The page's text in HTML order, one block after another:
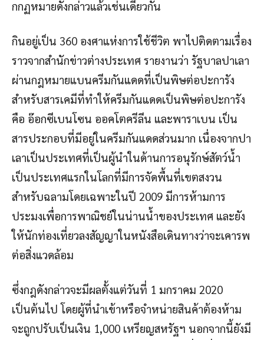
กกฏหมายดังกล่าวแล้วเช่นเดียวกัน
กินอยู่เป็น 360 องศาแห่งการใช้ชีวิต พาไปติดตามเรื่อง
ราวจากสำนักข่าวต่างประเทศ รายงานว่า รัฐบาลปาเลา
ผ่านกฎหมายแบนครีมกันแดดที่เป็นพิษต่อปะการัง
สำหรับสารเคมีที่ทำให้ครีมกันแดดเป็นพิษต่อปะการัง
คือ อ๊อกซีเบนโซน ออคโตครีลีน และพาราเบน เป็น
สารประกอบที่มีอยู่ในครีมกันแดดส่วนมาก เนื่องจากปา
เลาเป็นประเทศที่เป็นผู้นำในด้านการอนุรักษ์สัตว์น้ำ
เป็นประเทศแรกในโลกที่มีการจัดพื้นที่เขตสงวน
สำหรับฉลามโดยเฉพาะในปี 2009 มีการห้ามการ
ประมงเพื่อการพาณิชย์ในน่านน้ำของประเทศ และยัง
ให้นักท่องเที่ยวลงสัญญาในหนังสือเดินทางว่าจะเคารพ
ต่อสิ่งแวดล้อม
ซึ่งกฎดังกล่าวจะมีผลตั้งแต่วันที่ 1 มกราคม 2020
เป็นต้นไป โดยผู้ที่นำเข้าหรือจำหน่ายสินค้าต้องห้าม
จะถูกปรับเป็นเงิน 1,000 เหรียญสหรัฐฯ นอกจากนี้ยังมี